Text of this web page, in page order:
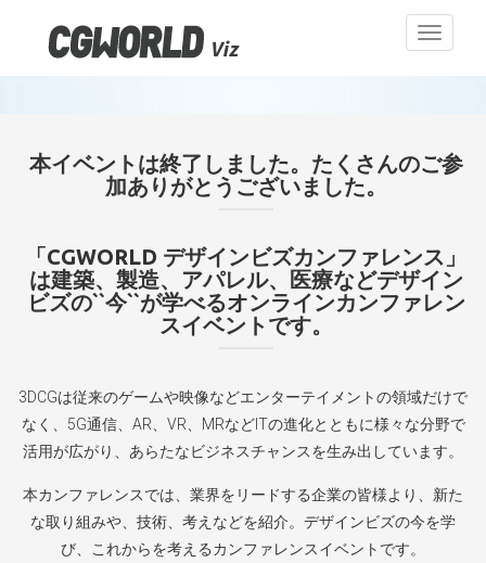
Toggle
本イベントは終了しました。たくさんのご参
加ありがとうございました。
「CGWORLD デザインビズカンファレンス」
は建築、製造、アパレル、医療などデザイン
ビズの``今``が学べるオンラインカンファレン
スイベントです。
3DCGは従来のゲームや映像などエンターテイメントの領域だけで
なく、5G通信、AR、VR、MRなどITの進化とともに様々な分野で
活用が広がり、あらたなビジネスチャンスを生み出しています。
本カンファレンスでは、業界をリードする企業の皆様より、新た
な取り組みや、技術、考えなどを紹介。デザインビズの今を学
び、これからを考えるカンファレンスイベントです。